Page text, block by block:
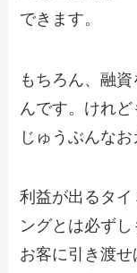
できます。
もちろん、融
んです。けれ
じゅうぶんな
利益が出るタイ
ングとは必ず
お客に引き渡